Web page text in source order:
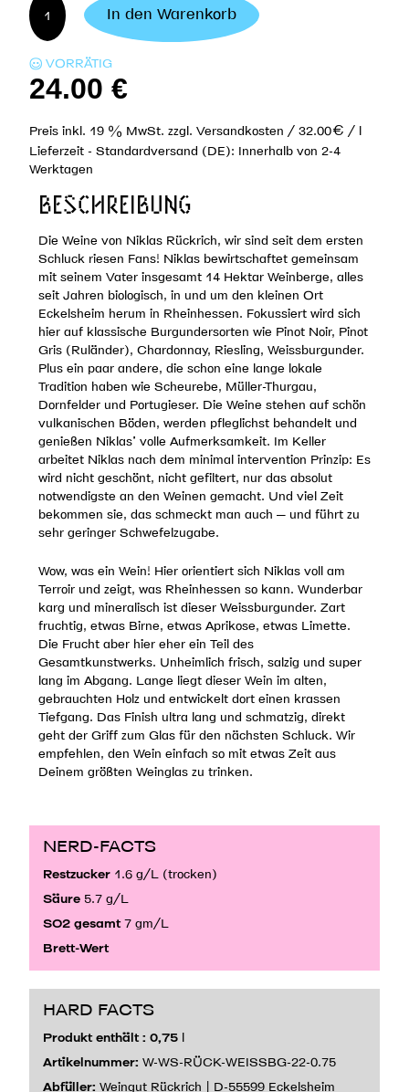
Niklas
Rückrich
-
Weissburgunder
2022
Menge
In den Warenkorb
VORRÄTIG
24.00 €
Preis inkl. 19 % MwSt. zzgl. Versandkosten / 32.00€ / l
Lieferzeit - Standardversand (DE): Innerhalb von 2-4
Werktagen
BESCHREIBUNG
Die Weine von Niklas Rückrich, wir sind seit dem ersten
Schluck riesen Fans! Niklas bewirtschaftet gemeinsam
mit seinem Vater insgesamt 14 Hektar Weinberge, alles
seit Jahren biologisch, in und um den kleinen Ort
Eckelsheim herum in Rheinhessen. Fokussiert wird sich
hier auf klassische Burgundersorten wie Pinot Noir, Pinot
Gris (Ruländer), Chardonnay, Riesling, Weissburgunder.
Plus ein paar andere, die schon eine lange lokale
Tradition haben wie Scheurebe, Müller-Thurgau,
Dornfelder und Portugieser. Die Weine stehen auf schön
vulkanischen Böden, werden pfleglichst behandelt und
genießen Niklas’ volle Aufmerksamkeit. Im Keller
arbeitet Niklas nach dem minimal intervention Prinzip: Es
wird nicht geschönt, nicht gefiltert, nur das absolut
notwendigste an den Weinen gemacht. Und viel Zeit
bekommen sie, das schmeckt man auch – und führt zu
sehr geringer Schwefelzugabe.
Wow, was ein Wein! Hier orientiert sich Niklas voll am
Terroir und zeigt, was Rheinhessen so kann. Wunderbar
karg und mineralisch ist dieser Weissburgunder. Zart
fruchtig, etwas Birne, etwas Aprikose, etwas Limette.
Die Frucht aber hier eher ein Teil des
Gesamtkunstwerks. Unheimlich frisch, salzig und super
lang im Abgang. Lange liegt dieser Wein im alten,
gebrauchten Holz und entwickelt dort einen krassen
Tiefgang. Das Finish ultra lang und schmatzig, direkt
geht der Griff zum Glas für den nächsten Schluck. Wir
empfehlen, den Wein einfach so mit etwas Zeit aus
Deinem größten Weinglas zu trinken.
NERD-FACTS
Restzucker 1.6 g/L (trocken)
Säure 5.7 g/L
SO2 gesamt 7 gm/L
Brett-Wert
HARD FACTS
Produkt enthält : 0,75 l
Artikelnummer: W-WS-RÜCK-WEISSBG-22-0.75
Abfüller: Weingut Rückrich | D-55599 Eckelsheim